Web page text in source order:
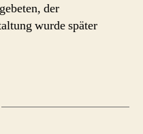
der
wurde später